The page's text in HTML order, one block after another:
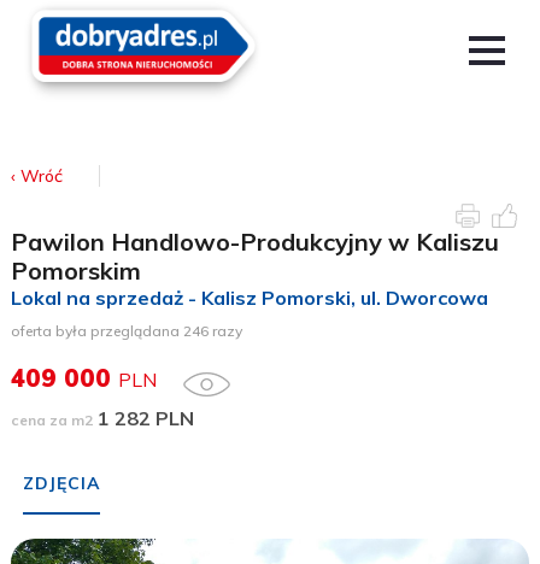
‹ Wróć
Pawilon Handlowo-Produkcyjny w Kaliszu
Pomorskim
Lokal na sprzedaż - Kalisz Pomorski, ul. Dworcowa
oferta była przeglądana 246 razy
409 000 PLN
cena za m21 282 PLN
ZDJĘCIA